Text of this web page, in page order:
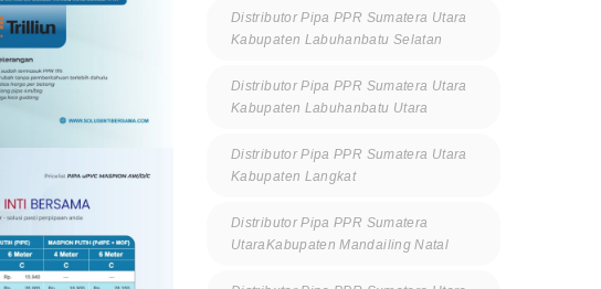
Distributor Pipa PPR Sumatera Utara
Kabupaten Labuhanbatu Selatan
Distributor Pipa PPR Sumatera Utara
Kabupaten Labuhanbatu Utara
Distributor Pipa PPR Sumatera Utara
Kabupaten Langkat
Distributor Pipa PPR Sumatera
UtaraKabupaten Mandailing Natal